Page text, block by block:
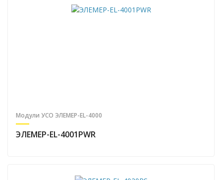
Модули УСО ЭЛЕМЕР-EL-4000
ЭЛЕМЕР-EL-4001PWR